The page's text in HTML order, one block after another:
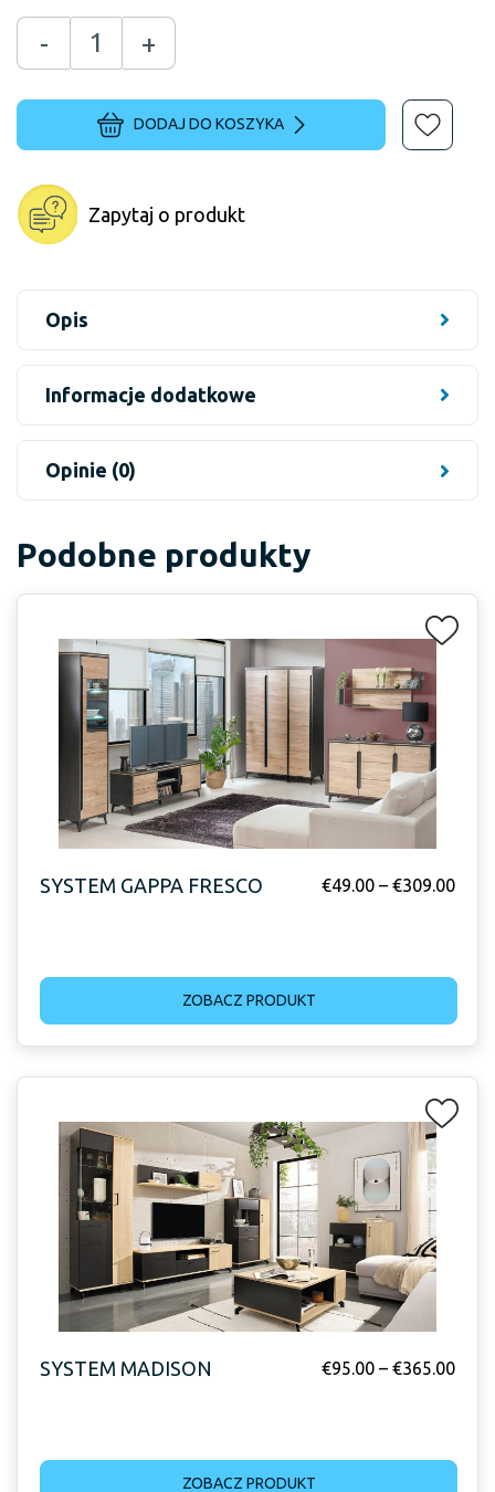
- +
DODAJ DO KOSZYKA
Zapytaj o produkt
Opis
Informacje dodatkowe
Opinie (0)
Podobne produkty
SYSTEM GAPPA FRESCO €49.00 – €309.00
ZOBACZ PRODUKT
SYSTEM MADISON €95.00 – €365.00
ZOBACZ PRODUKT